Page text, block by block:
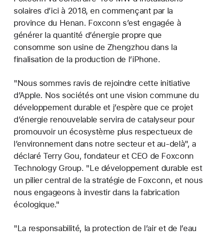
solaires d’ici à 2018, en commençant par la
province du Henan. Foxconn s’est engagée à
générer la quantité d’énergie propre que
consomme son usine de Zhengzhou dans la
finalisation de la production de l’iPhone.
"Nous sommes ravis de rejoindre cette initiative
d’Apple. Nos sociétés ont une vision commune du
développement durable et j’espère que ce projet
d’énergie renouvelable servira de catalyseur pour
promouvoir un écosystème plus respectueux de
l’environnement dans notre secteur et au-delà", a
déclaré Terry Gou, fondateur et CEO de Foxconn
Technology Group. "Le développement durable est
un pilier central de la stratégie de Foxconn, et nous
nous engageons à investir dans la fabrication
écologique."
"La responsabilité, la protection de l’air et de l’eau